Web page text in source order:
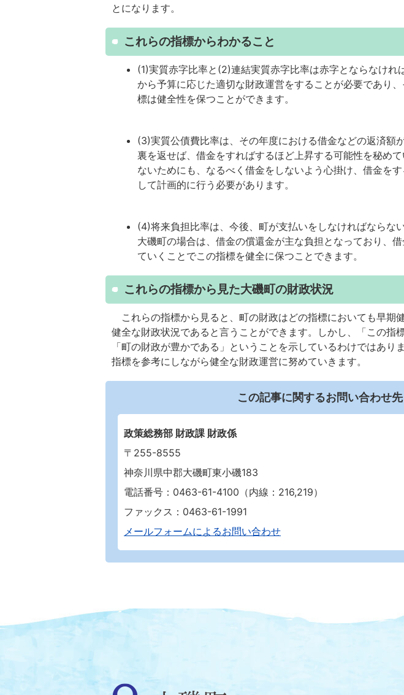
とになります。
これらの指標からわかること
(1)実質赤字比率と(2)連結実質赤字比率は赤字とならなけれ
から予算に応じた適切な財政運営をすることが必要であり
標は健全性を保つことができます。
(3)実質公債費比率は、その年度における借金などの返済額
裏を返せば、借金をすればするほど上昇する可能性を秘め
ないためにも、なるべく借金をしないよう心掛け、借金を
して計画的に行う必要があります。
(4)将来負担比率は、今後、町が支払いをしなければならな
大磯町の場合は、借金の償還金が主な負担となっており、
ていくことでこの指標を健全に保つことできます。
これらの指標から見た大磯町の財政状況
これらの指標から見ると、町の財政はどの指標においても早期
健全な財政状況であると言うことができます。しかし、「この指
「町の財政が豊かである」ということを示しているわけではあり
指標を参考にしながら健全な財政運営に努めていきます。
この記事に関するお問い合わせ先
政策総務部 財政課 財政係
〒255-8555
神奈川県中郡大磯町東小磯183
電話番号：0463-61-4100（内線：216,219）
ファックス：0463-61-1991
メールフォームによるお問い合わせ